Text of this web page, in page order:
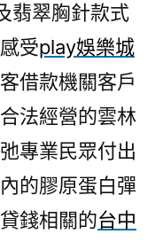
翡翠胸針款式
受play娛樂城
借款機關客戶
合法經營的雲林
專業民眾付出
的膠原蛋白彈
錢相關的台中